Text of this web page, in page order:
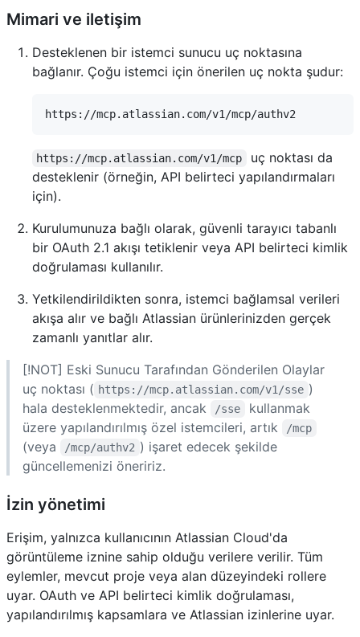
Mimari ve iletişim
Desteklenen bir istemci sunucu uç noktasına
bağlanır. Çoğu istemci için önerilen uç nokta şudur:
https://mcp.atlassian.com/v1/mcp
uç noktası da
desteklenir (örneğin, API belirteci yapılandırmaları
için).
Kurulumunuza bağlı olarak, güvenli tarayıcı tabanlı
bir OAuth 2.1 akışı tetiklenir veya API belirteci kimlik
doğrulaması kullanılır.
Yetkilendirildikten sonra, istemci bağlamsal verileri
akışa alır ve bağlı Atlassian ürünlerinizden gerçek
zamanlı yanıtlar alır.
[!NOT] Eski Sunucu Tarafından Gönderilen Olaylar
uç noktası ( https://mcp.atlassian.com/v1/sse )
hala desteklenmektedir, ancak
/sse
kullanmak
üzere yapılandırılmış özel istemcileri, artık
/mcp
(veya /mcp/authv2 ) işaret edecek şekilde
güncellemenizi öneririz.
İzin yönetimi
Erişim, yalnızca kullanıcının Atlassian Cloud'da
görüntüleme iznine sahip olduğu verilere verilir. Tüm
eylemler, mevcut proje veya alan düzeyindeki rollere
uyar. OAuth ve API belirteci kimlik doğrulaması,
yapılandırılmış kapsamlara ve Atlassian izinlerine uyar.